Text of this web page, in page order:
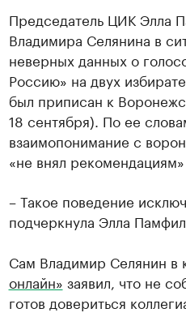
Председатель ЦИК Элла
Владимира Селянина в
неверных данных о
Россию» на двух
был приписан к
18 сентября). По ее
взаимопонимание с
«не внял
– Такое поведение
подчеркнула Элла
Сам Владимир Селянин в
онлайн» заявил, что не
готов довериться